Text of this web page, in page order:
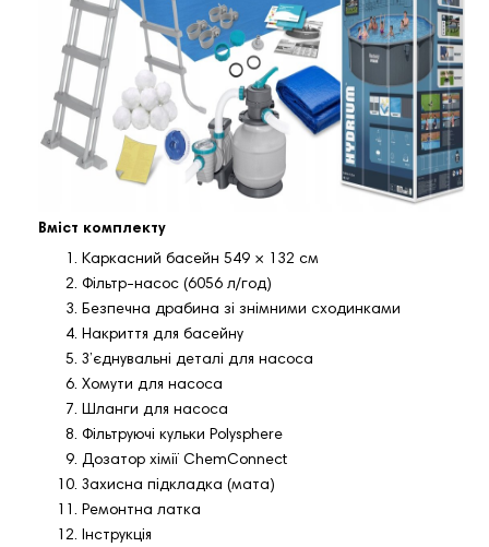
Вміст комплекту
Каркасний басейн 549 × 132 см
Фільтр‑насос (6056 л/год)
Безпечна драбина зі знімними сходинками
Накриття для басейну
З’єднувальні деталі для насоса
Хомути для насоса
Шланги для насоса
Фільтруючі кульки Polysphere
Дозатор хімії ChemConnect
Захисна підкладка (мата)
Ремонтна латка
Інструкція